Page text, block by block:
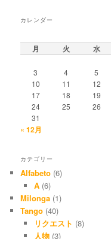
カレンダー
月 火 水
3
4 5
10
11 12
17
18 19
24
25 26
31
« 12月
カテゴリー
Alfabeto (6)
A(6)
Milonga (1)
Tango (40)
リクエスト (8)
人物(3)